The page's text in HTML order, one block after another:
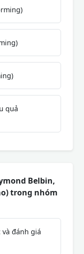
quả
Belbin,
trong nhóm
đánh giá